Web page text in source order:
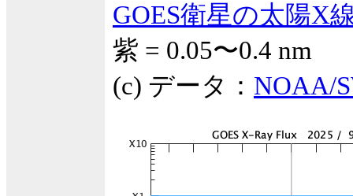
GOES衛星の太陽X
紫 = 0.05〜0.4 nm
(c) データ： NOAA/